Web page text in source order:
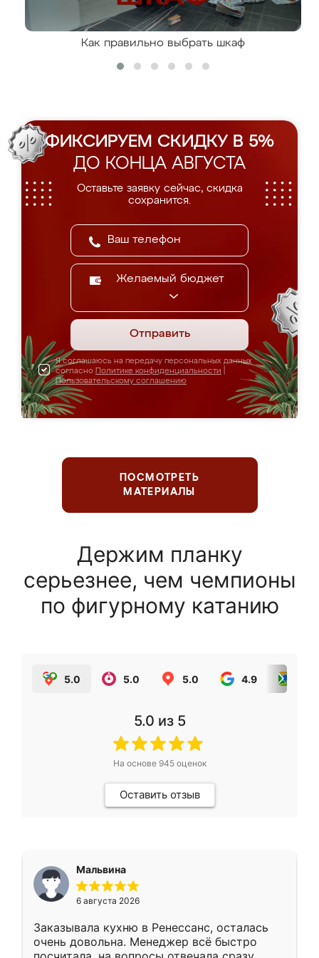
Как правильно выбрать шкаф
ФИКСИРУЕМ СКИДКУ В 5%
ДО КОНЦА АВГУСТА
Оставьте заявку сейчас, скидка
сохранится.
Желаемый бюджет
Отправить
Я соглашаюсь на передачу персональных данных
согласно Политике конфиденциальности
Пользовательскому соглашению
ПОСМОТРЕТЬ
МАТЕРИАЛЫ
Держим планку
серьезнее, чем чемпионы
по фигурному катанию
5.0 5.0 5.0 4.9
5.0 из 5
На основе 945оценок
Оставить отзыв
Мальвина
6 августа 2026
Заказывала кухню в Ренессанс, осталась
очень довольна. Менеджер всё быстро